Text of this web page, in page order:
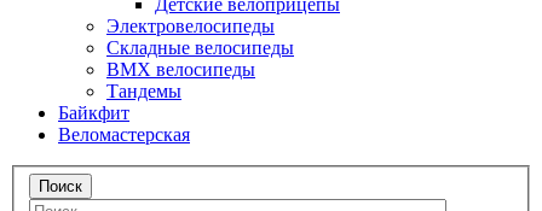
Электровелосипеды
Складные велосипеды
BMX велосипеды
Тандемы
Байкфит
Веломастерская